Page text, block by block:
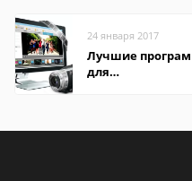
24 января 2017
Лучшие
для